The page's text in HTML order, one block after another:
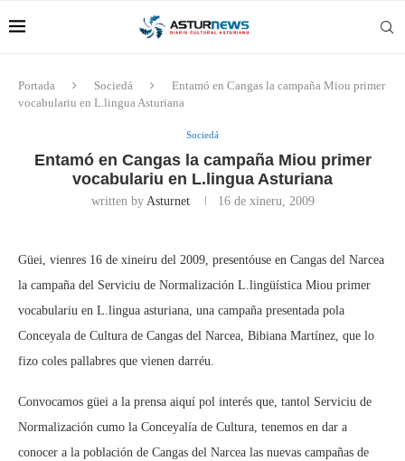
Portada Sociedá
Entamó en Cangas la campaña Miou primer
vocabulariu en L.lingua Asturiana
Sociedá
Entamó en Cangas la campaña Miou primer
vocabulariu en L.lingua Asturiana
written by Asturnet 16 de xineru, 2009
Güei, vienres 16 de xineiru del 2009, presentóuse en Cangas del Narcea
la campaña del Serviciu de Normalización L.lingüística Miou primer
vocabulariu en L.lingua asturiana, una campaña presentada pola
Conceyala de Cultura de Cangas del Narcea, Bibiana Martínez, que lo
fizo coles pallabres que vienen darréu.
Convocamos güei a la prensa aiquí pol interés que, tantol Serviciu de
Normalización cumo la Conceyalía de Cultura, tenemos en dar a
conocer a la población de Cangas del Narcea las nuevas campañas de